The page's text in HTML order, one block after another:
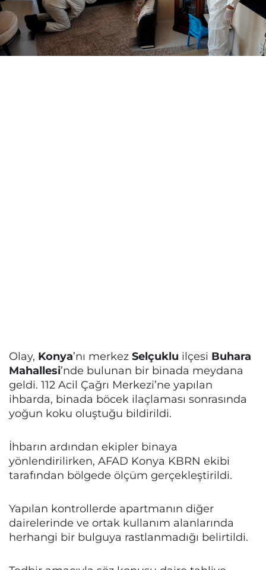
Olay, Konya’nı merkez Selçuklu ilçesi Buhara
Mahallesi’nde bulunan bir binada meydana
geldi. 112 Acil Çağrı Merkezi’ne yapılan
ihbarda, binada böcek ilaçlaması sonrasında
yoğun koku oluştuğu bildirildi.
İhbarın ardından ekipler binaya
yönlendirilirken, AFAD Konya KBRN ekibi
tarafından bölgede ölçüm gerçekleştirildi.
Yapılan kontrollerde apartmanın diğer
dairelerinde ve ortak kullanım alanlarında
herhangi bir bulguya rastlanmadığı belirtildi.